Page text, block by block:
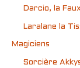
Darcio, la
Laralane la
Magiciens
Sorcière